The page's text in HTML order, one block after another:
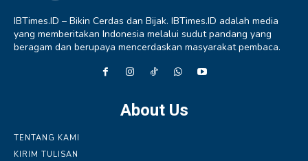
IBTimes.ID – Bikin Cerdas dan Bijak. IBTimes.ID adalah media
yang memberitakan Indonesia melalui sudut pandang yang
beragam dan berupaya mencerdaskan masyarakat pembaca.
About Us
TENTANG KAMI
KIRIM TULISAN